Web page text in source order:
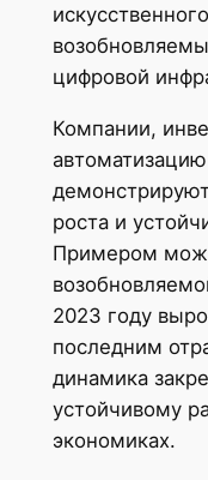
цифровой
Компании,
роста и
Примером
2023 году
последним
динамика
устойчивому
экономиках.